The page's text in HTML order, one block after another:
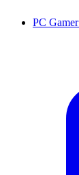
PC